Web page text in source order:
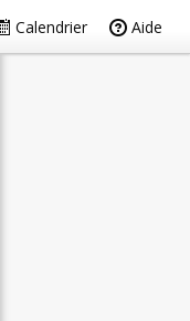
Calendrier Aide